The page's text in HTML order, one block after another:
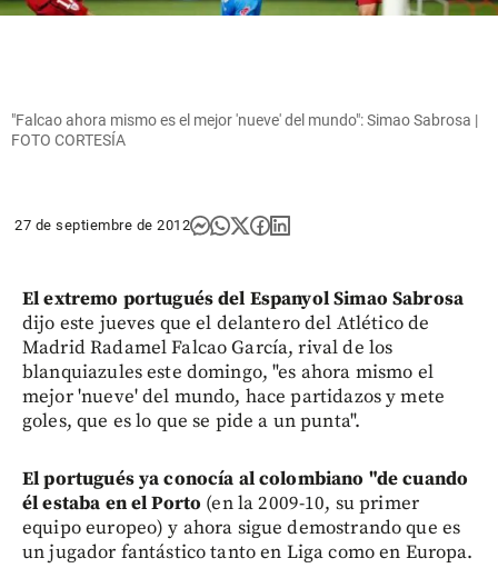
"Falcao ahora mismo es el mejor 'nueve' del mundo": Simao Sabrosa |
FOTO CORTESÍA
27 de septiembre de 2012
El extremo portugués del Espanyol Simao Sabrosa
dijo este jueves que el delantero del Atlético de
Madrid Radamel Falcao García, rival de los
blanquiazules este domingo, "es ahora mismo el
mejor 'nueve' del mundo, hace partidazos y mete
goles, que es lo que se pide a un punta".
El portugués ya conocía al colombiano "de cuando
él estaba en el Porto (en la 2009-10, su primer
equipo europeo) y ahora sigue demostrando que es
un jugador fantástico tanto en Liga como en Europa.